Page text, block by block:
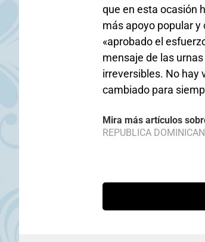
que en esta ocasión
más apoyo popular
«aprobado el
mensaje de las
irreversibles. No hay
cambiado para
Mira más artículos
REPUBLICA